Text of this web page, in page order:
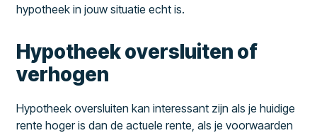
hypotheek in jouw situatie echt is.
Hypotheek oversluiten of
verhogen
Hypotheek oversluiten kan interessant zijn als je huidige
rente hoger is dan de actuele rente, als je voorwaarden